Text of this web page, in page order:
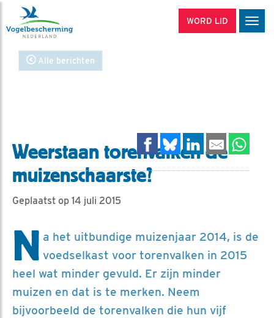
WORD LID
Alle berichten
Weerstaan torenvalken de
muizenschaarste?
Geplaatst op 14 juli 2015
N a het uitbundige muizenjaar 2014, is de
voedselkast voor torenvalken in 2015
heel wat minder gevuld. Er zijn minder
muizen en dat is te merken. Neem
bijvoorbeeld de torenvalken die hun vijf